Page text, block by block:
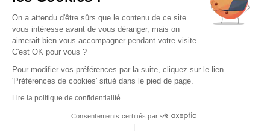
04 42 20 78 42
Du lundi au jeudi de 8h30 à 16h30 & le
vendredi de 8h30 à 15h30
On a attendu d'être sûrs que le contenu de ce site
vous intéresse avant de vous déranger, mais on
aimerait bien vous accompagner pendant votre visite...
C'est OK pour vous ?
Pour modifier vos préférences par la suite, cliquez sur le lien
'Préférences de cookies' situé dans le pied de page.
Lire la politique de confidentialité
Consentements certifiés par